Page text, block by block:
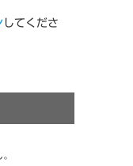
してくださ